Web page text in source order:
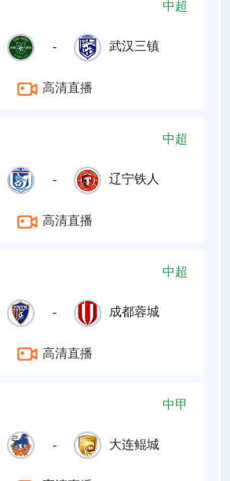
中超
- 武汉三镇
高清直播
中超
- 辽宁铁人
高清直播
中超
- 成都蓉城
高清直播
中甲
- 大连鲲城